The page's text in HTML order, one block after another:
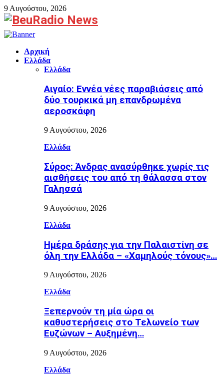
9 Αυγούστου, 2026
Facebook
Αρχική
Ελλάδα
Ελλάδα
Αιγαίο: Εννέα νέες παραβιάσεις από
δύο τουρκικά μη επανδρωμένα
αεροσκάφη
9 Αυγούστου, 2026
Ελλάδα
Σύρος: Άνδρας ανασύρθηκε χωρίς τις
αισθήσεις του από τη θάλασσα στον
Γαλησσά
9 Αυγούστου, 2026
Ελλάδα
Ημέρα δράσης για την Παλαιστίνη σε
όλη την Ελλάδα – «Χαμηλούς τόνους»…
9 Αυγούστου, 2026
Ελλάδα
Ξεπερνούν τη μία ώρα οι
καθυστερήσεις στο Τελωνείο των
Ευζώνων – Αυξημένη…
9 Αυγούστου, 2026
Ελλάδα